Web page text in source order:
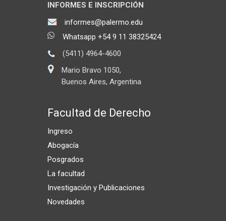
INFORMES E INSCRIPCIÓN
informes@palermo.edu
Whatsapp +54 9 11 38325424
(5411) 4964-4600
Mario Bravo 1050,
Buenos Aires, Argentina
Facultad de Derecho
Ingreso
Abogacía
Posgrados
La facultad
Investigación y Publicaciones
Novedades